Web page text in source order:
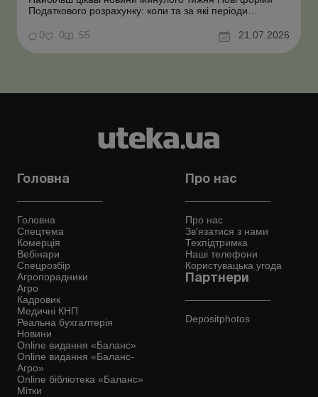
Податкового розрахунку: коли та за які періоди
відстрочки від призову під час мобілізації удосконалено
Кабмін утворив Координаційний центр з організації
бронювання військовозобов’язаних Верховна ...
0 0 55 21.07.2026
Головна
Головна
Спецтема
Комерція
Вебінари
Спецрозбір
Агропорадники
Агро
Кадровик
Медичні КНП
Реальна бухгалтерія
Новини
Online видання «Баланс»
Online видання «Баланс-
Агро»
Online бібліотека «Баланс»
Мітки
Про нас
Про нас
Зв'язатися з нами
Техпідтримка
Наші телефони
Користувацька угода
Партнери
Depositphotos